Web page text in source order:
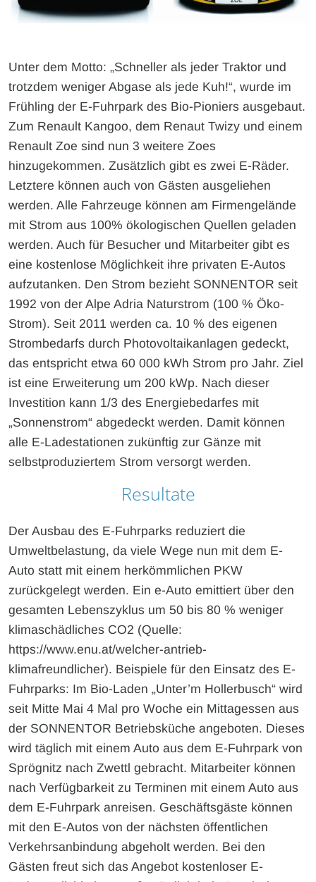
Unter dem Motto: „Schneller als jeder Traktor und
trotzdem weniger Abgase als jede Kuh!“, wurde im
Frühling der E-Fuhrpark des Bio-Pioniers ausgebaut.
Zum Renault Kangoo, dem Renaut Twizy und einem
Renault Zoe sind nun 3 weitere Zoes
hinzugekommen. Zusätzlich gibt es zwei E-Räder.
Letztere können auch von Gästen ausgeliehen
werden. Alle Fahrzeuge können am Firmengelände
mit Strom aus 100% ökologischen Quellen geladen
werden. Auch für Besucher und Mitarbeiter gibt es
eine kostenlose Möglichkeit ihre privaten E-Autos
aufzutanken. Den Strom bezieht SONNENTOR seit
1992 von der Alpe Adria Naturstrom (100 % Öko-
Strom). Seit 2011 werden ca. 10 % des eigenen
Strombedarfs durch Photovoltaikanlagen gedeckt,
das entspricht etwa 60 000 kWh Strom pro Jahr. Ziel
ist eine Erweiterung um 200 kWp. Nach dieser
Investition kann 1/3 des Energiebedarfes mit
„Sonnenstrom“ abgedeckt werden. Damit können
alle E-Ladestationen zukünftig zur Gänze mit
selbstproduziertem Strom versorgt werden.
Resultate
Der Ausbau des E-Fuhrparks reduziert die
Umweltbelastung, da viele Wege nun mit dem E-
Auto statt mit einem herkömmlichen PKW
zurückgelegt werden. Ein e-Auto emittiert über den
gesamten Lebenszyklus um 50 bis 80 % weniger
klimaschädliches CO2 (Quelle:
https://www.enu.at/welcher-antrieb-
klimafreundlicher). Beispiele für den Einsatz des E-
Fuhrparks: Im Bio-Laden „Unter’m Hollerbusch“ wird
seit Mitte Mai 4 Mal pro Woche ein Mittagessen aus
der SONNENTOR Betriebsküche angeboten. Dieses
wird täglich mit einem Auto aus dem E-Fuhrpark von
Sprögnitz nach Zwettl gebracht. Mitarbeiter können
nach Verfügbarkeit zu Terminen mit einem Auto aus
dem E-Fuhrpark anreisen. Geschäftsgäste können
mit den E-Autos von der nächsten öffentlichen
Verkehrsanbindung abgeholt werden. Bei den
Gästen freut sich das Angebot kostenloser E-